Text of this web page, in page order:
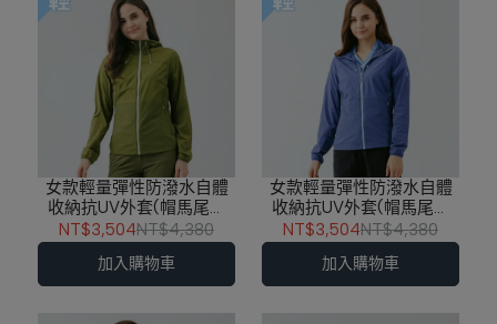
女款輕量彈性防潑水自體
收納抗UV外套(帽馬尾結
構)｜261TR219-46
NT$3,504NT$4,380
加入購物車
女款輕量彈性防潑水自體
收納抗UV外套(帽馬尾結
構)｜261TR219-58
NT$3,504NT$4,380
加入購物車